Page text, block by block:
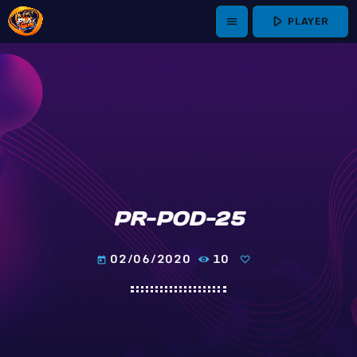
menu play_arrow PLAYER
PR-POD-25
today 02/06/2020 10